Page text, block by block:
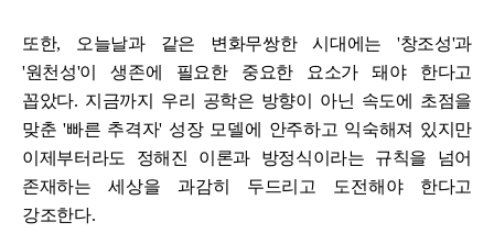
또한, 오늘날과 같은 변화무쌍한 시대에는 '창조성'과
'원천성'이 생존에 필요한 중요한 요소가 돼야 한다고
꼽았다. 지금까지 우리 공학은 방향이 아닌 속도에 초점을
맞춘 '빠른 추격자' 성장 모델에 안주하고 익숙해져 있지만
이제부터라도 정해진 이론과 방정식이라는 규칙을 넘어
존재하는 세상을 과감히 두드리고 도전해야 한다고
강조한다.